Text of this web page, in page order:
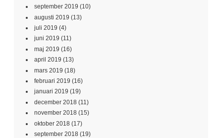
september 2019 (10)
augusti 2019 (13)
juli 2019 (4)
juni 2019 (11)
maj 2019 (16)
april 2019 (13)
mars 2019 (18)
februari 2019 (16)
januari 2019 (19)
december 2018 (11)
november 2018 (15)
oktober 2018 (17)
september 2018 (19)